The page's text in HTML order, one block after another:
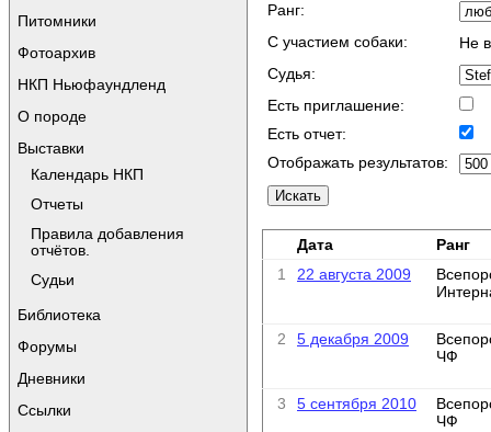
Питомники
Фотоархив
НКП Ньюфаундленд
О породе
Выставки
Календарь НКП
Отчеты
Правила добавления
отчётов.
Судьи
Библиотека
Форумы
Дневники
Ссылки
Ранг:
C участием собаки:
Не
Судья:
Есть приглашение:
Есть отчет:
Отображать результатов:
Дата
Ранг
1
22 августа 2009
2 5 декабря 2009
ЧФ
3 5 сентября 2010
ЧФ